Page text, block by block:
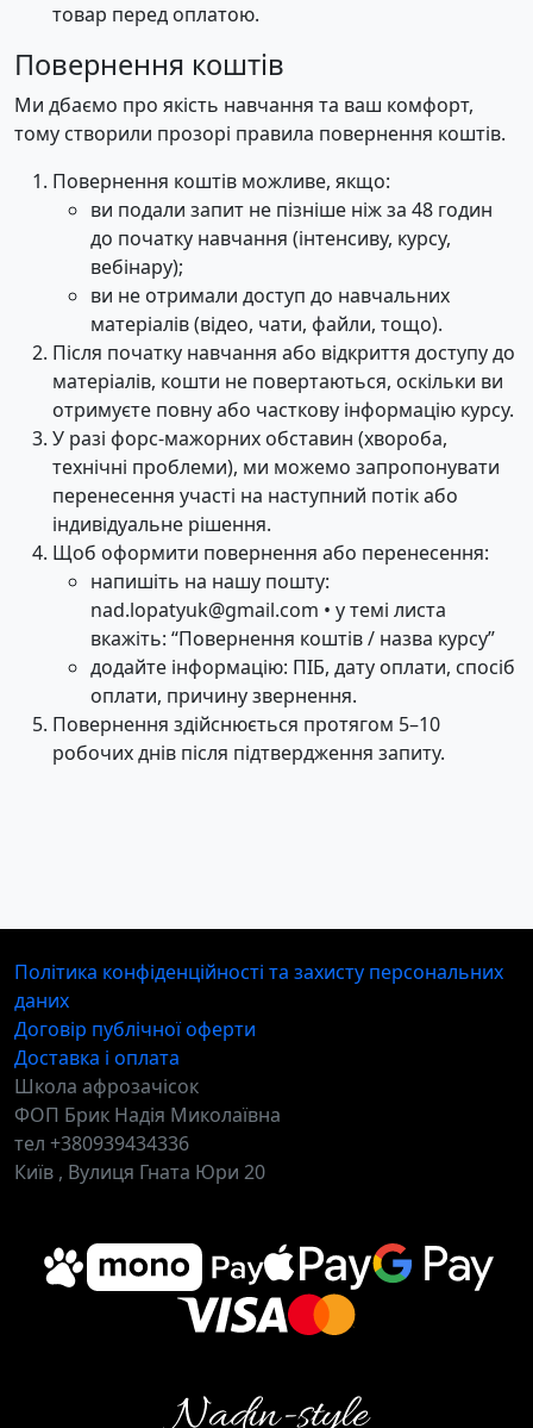
товар перед оплатою.
Повернення коштів
Ми дбаємо про якість навчання та ваш комфорт,
тому створили прозорі правила повернення коштів.
Повернення коштів можливе, якщо:
ви подали запит не пізніше ніж за 48 годин
до початку навчання (інтенсиву, курсу,
вебінару);
ви не отримали доступ до навчальних
матеріалів (відео, чати, файли, тощо).
Після початку навчання або відкриття доступу до
матеріалів, кошти не повертаються, оскільки ви
отримуєте повну або часткову інформацію курсу.
У разі форс-мажорних обставин (хвороба,
технічні проблеми), ми можемо запропонувати
перенесення участі на наступний потік або
індивідуальне рішення.
Щоб оформити повернення або перенесення:
напишіть на нашу пошту:
nad.lopatyuk@gmail.com • у темі листа
вкажіть: “Повернення коштів / назва курсу”
додайте інформацію: ПІБ, дату оплати, спосіб
оплати, причину звернення.
Повернення здійснюється протягом 5–10
робочих днів після підтвердження запиту.
Політика конфіденційності та захисту персональних
даних
Договір публічної оферти
Доставка і оплата
Школа афрозачісок
ФОП Брик Надія Миколаївна
тел +380939434336
Київ , Вулиця Гната Юри 20